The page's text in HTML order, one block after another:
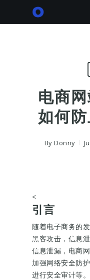
电商
如何
By Donny
<
引言
随着电子商务的
黑客攻击，信息
信息泄漏，电商
加强网络安全防
进行安全审计等